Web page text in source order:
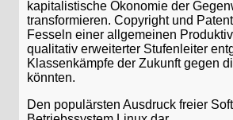
kapitalistische Ökonomie der
transformieren. Copyright und
Fesseln einer allgemeinen
qualitativ erweiterter Stufenleiter
Klassenkämpfe der Zukunft gegen
könnten.
Den populärsten Ausdruck freier